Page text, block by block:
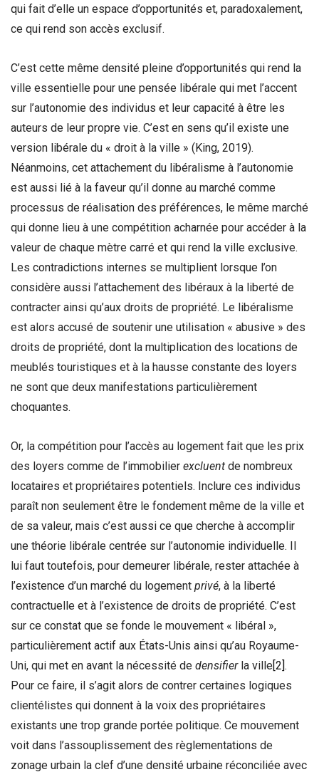
qui fait d’elle un espace d’opportunités et, paradoxalement,
ce qui rend son accès exclusif.
C’est cette même densité pleine d’opportunités qui rend la
ville essentielle pour une pensée libérale qui met l’accent
sur l’autonomie des individus et leur capacité à être les
auteurs de leur propre vie. C’est en sens qu’il existe une
version libérale du « droit à la ville » (King, 2019).
Néanmoins, cet attachement du libéralisme à l’autonomie
est aussi lié à la faveur qu’il donne au marché comme
processus de réalisation des préférences, le même marché
qui donne lieu à une compétition acharnée pour accéder à la
valeur de chaque mètre carré et qui rend la ville exclusive.
Les contradictions internes se multiplient lorsque l’on
considère aussi l’attachement des libéraux à la liberté de
contracter ainsi qu’aux droits de propriété. Le libéralisme
est alors accusé de soutenir une utilisation « abusive » des
droits de propriété, dont la multiplication des locations de
meublés touristiques et à la hausse constante des loyers
ne sont que deux manifestations particulièrement
choquantes.
Or, la compétition pour l’accès au logement fait que les prix
des loyers comme de l’immobilier excluent de nombreux
locataires et propriétaires potentiels. Inclure ces individus
paraît non seulement être le fondement même de la ville et
de sa valeur, mais c’est aussi ce que cherche à accomplir
une théorie libérale centrée sur l’autonomie individuelle. Il
lui faut toutefois, pour demeurer libérale, rester attachée à
l’existence d’un marché du logement privé, à la liberté
contractuelle et à l’existence de droits de propriété. C’est
sur ce constat que se fonde le mouvement « libéral »,
particulièrement actif aux États-Unis ainsi qu’au Royaume-
Uni, qui met en avant la nécessité de densifierla ville [2] .
Pour ce faire, il s’agit alors de contrer certaines logiques
clientélistes qui donnent à la voix des propriétaires
existants une trop grande portée politique. Ce mouvement
voit dans l’assouplissement des règlementations de
zonage urbain la clef d’une densité urbaine réconciliée avec